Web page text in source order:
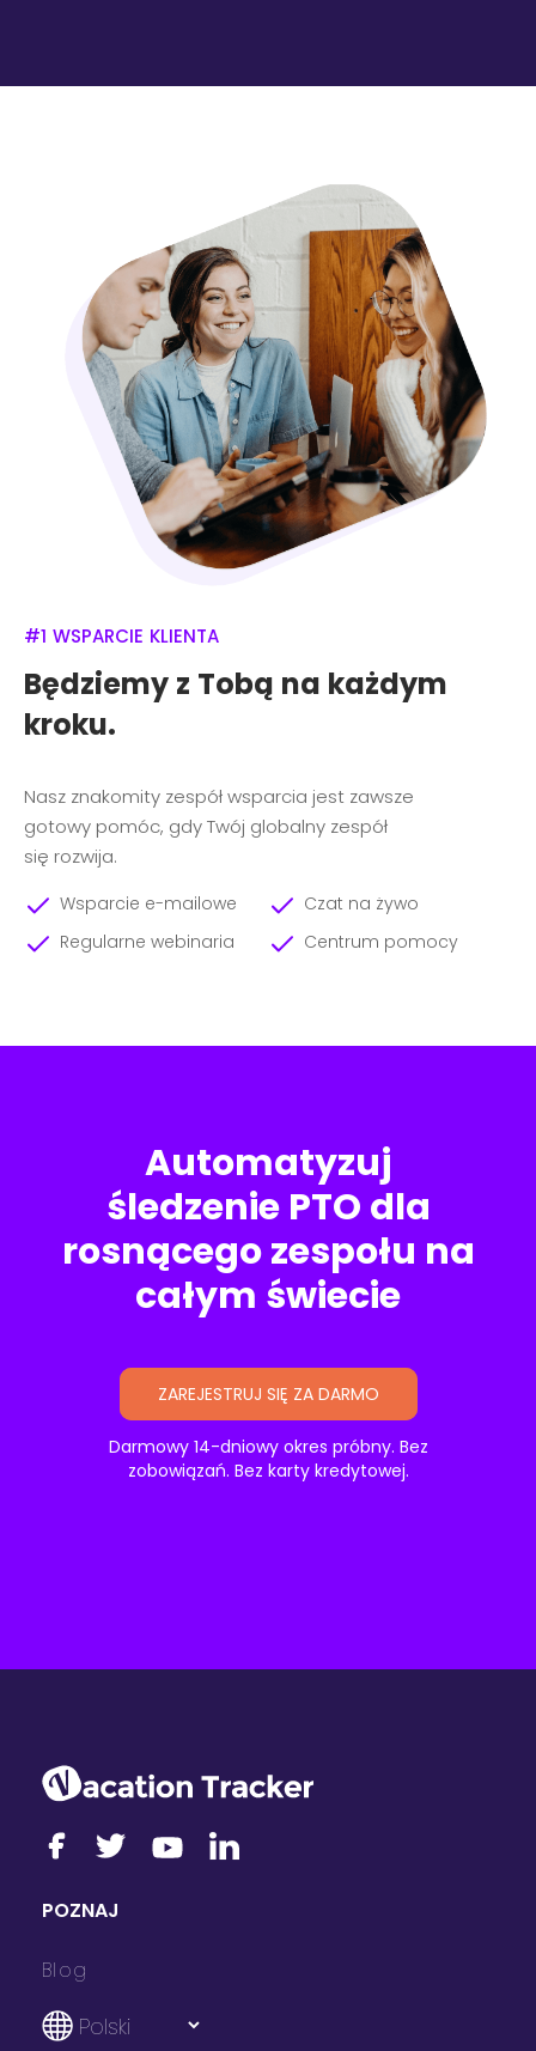
#1 WSPARCIE KLIENTA
Będziemy z Tobą na każdym
kroku.
Nasz znakomity zespół wsparcia jest zawsze
gotowy pomóc, gdy Twój globalny zespół
się rozwija.
Wsparcie e-mailowe
Czat na żywo
Regularne webinaria
Centrum pomocy
Automatyzuj
śledzenie PTO dla
rosnącego zespołu na
całym świecie
ZAREJESTRUJ SIĘ ZA DARMO
Darmowy 14-dniowy okres próbny. Bez
zobowiązań. Bez karty kredytowej.
POZNAJ
Blog